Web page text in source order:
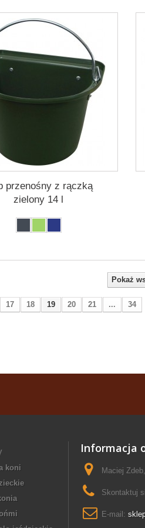
przenośny z rączką
zielony 14 l
Pokaż
17 18 19 20 21 ... 34
koni
Informacja
Maciej
Skontaktuj
E-mail: